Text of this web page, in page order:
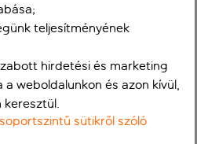
teljesítményének
hirdetési és marketing
weboldalunkon és azon kívül,
keresztül.
sütikről szóló